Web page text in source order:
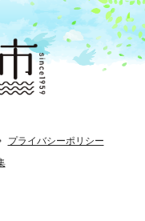
プライバシーポリシー